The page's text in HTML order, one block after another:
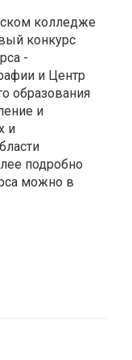
колледже
конкурс
-
и Центр
образования
и
и
подробно
можно в